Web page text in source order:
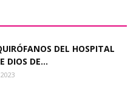
DEL HOSPITAL
DIOS DE...